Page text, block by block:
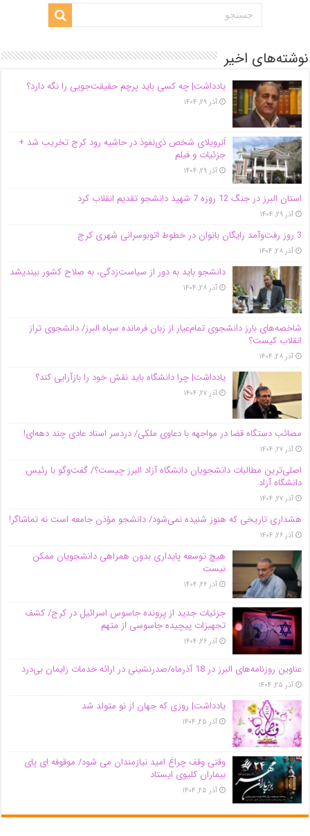
نوشته‌های اخیر
یادداشت| ‌چه کسی باید پرچم حقیقت‌جویی را نگه دارد؟
آذر ۲۹, ۱۴۰۴
اَبَر‌ویلای شخص ذی‌نفوذ در حاشیه‌ رود کرج تخریب شد +
جزئیات و فیلم
آذر ۲۹, ۱۴۰۴
استان البرز در جنگ 12 روزه 7 شهید دانشجو تقدیم انقلاب کرد
آذر ۲۹, ۱۴۰۴
3 روز رفت‌وآمد رایگان بانوان در خطوط اتوبوسرانی شهری کرج
آذر ۲۸, ۱۴۰۴
دانشجو باید به دور از سیاست‌زدگی، به صلاح کشور بیندیشد
آذر ۲۸, ۱۴۰۴
شاخصه‌های بارز دانشجوی تمام‌عیار از زبان فرمانده سپاه البرز/ دانشجوی تراز
انقلاب کیست؟
آذر ۲۸, ۱۴۰۴
یادداشت| چرا دانشگاه باید نقش خود را بازآرایی کند؟
آذر ۲۷, ۱۴۰۴
مصائب دستگاه قضا در مواجهه با دعاوی ملکی/ دردسر اسناد عادی چند‌ دهه‌ای!
آذر ۲۷, ۱۴۰۴
اصلی‌ترین مطالبات دانشجویان دانشگاه آزاد البرز چیست؟/ گفت‌وگو با رئیس
دانشگاه آز‌اد
آذر ۲۷, ۱۴۰۴
هشداری تاریخی که هنوز شنیده نمی‌شود/ دانشجو مؤذن جامعه است نه تماشاگر!
آذر ۲۶, ۱۴۰۴
هیچ توسعه پایداری بدون همراهی دانشجویان ممکن
نیست
آذر ۲۶, ۱۴۰۴
جزئیات جدید از پرونده جاسوس اسرائیل در کرج/‌ کشف
تجهیزات پیچیده جاسوسی از متهم
آذر ۲۶, ۱۴۰۴
عناوین روزنامه‌های البرز در ‌18 آذرماه/صدرنشینی در ارائه خدمات زایمان بی‌درد
آذر ۲۵, ۱۴۰۴
یادداشت| روزی که جهان از نو متولد شد
آذر ۲۵, ۱۴۰۴
وقتی وقف چراغ امید نیازمندان می شود/ موقوفه ای پای
بیماران کلیوی ایستاد
آذر ۲۵, ۱۴۰۴